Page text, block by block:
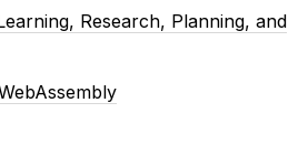
Research, Planning, and